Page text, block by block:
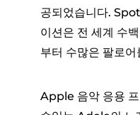
공되었습니다.
이션은 전 세계 수
부터 수많은 팔로
Apple 음악 응용